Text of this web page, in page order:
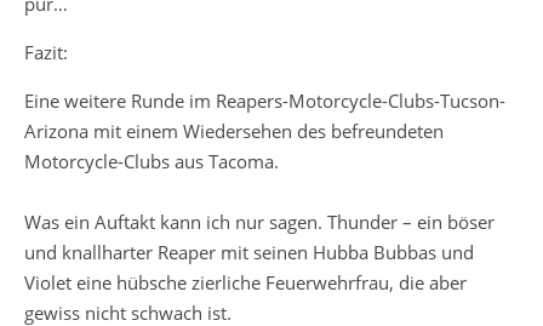
Fazit:
Eine weitere Runde im Reapers-Motorcycle-Clubs-Tucson-
Arizona mit einem Wiedersehen des befreundeten
Motorcycle-Clubs aus Tacoma.
Was ein Auftakt kann ich nur sagen. Thunder – ein böser
und knallharter Reaper mit seinen Hubba Bubbas und
Violet eine hübsche zierliche Feuerwehrfrau, die aber
gewiss nicht schwach ist.